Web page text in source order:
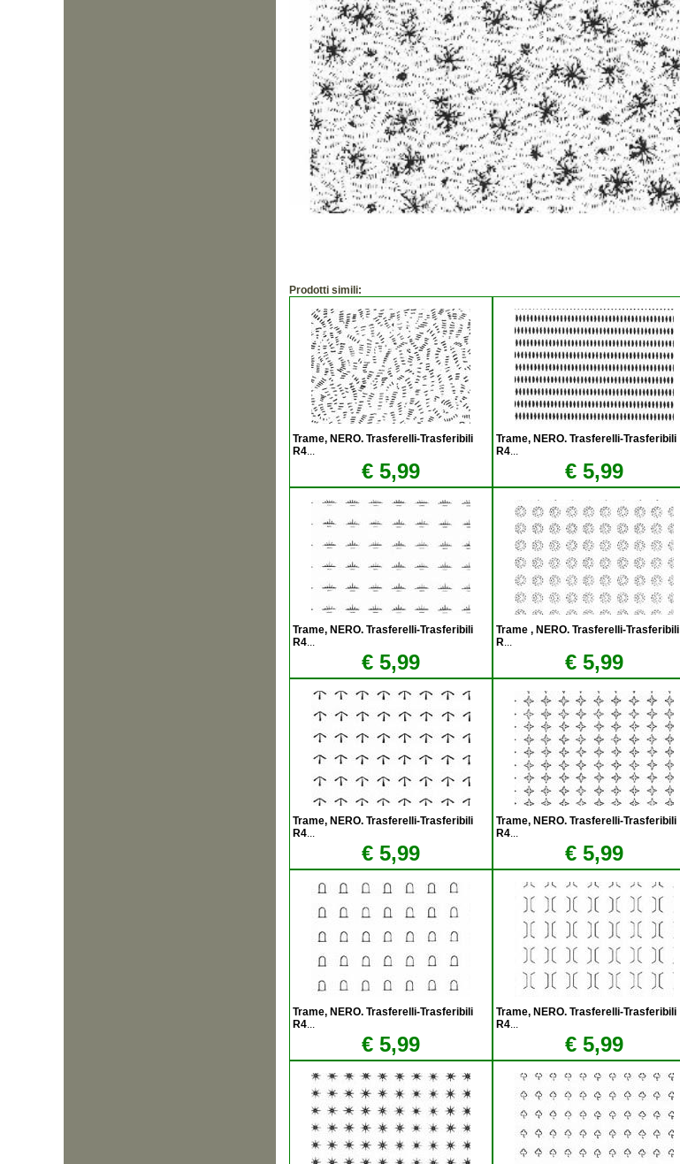
Prodotti simili:
Trame, NERO. Trasferelli-Trasferibili
R4...
€ 5,99
Trame, NERO. Trasferelli-Trasferibili
R4...
€ 5,99
Trame, NERO. Trasferelli-Trasferibili
R4...
€ 5,99
Trame , NERO. Trasferelli-Trasferibili
R...
€ 5,99
Trame, NERO. Trasferelli-Trasferibili
R4...
€ 5,99
Trame, NERO. Trasferelli-Trasferibili
R4...
€ 5,99
Trame, NERO. Trasferelli-Trasferibili
R4...
€ 5,99
Trame, NERO. Trasferelli-Trasferibili
R4...
€ 5,99